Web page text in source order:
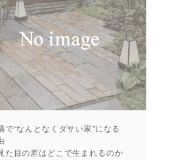
で“なんとなくダサい家”になる
た目の差はどこで生まれるのか